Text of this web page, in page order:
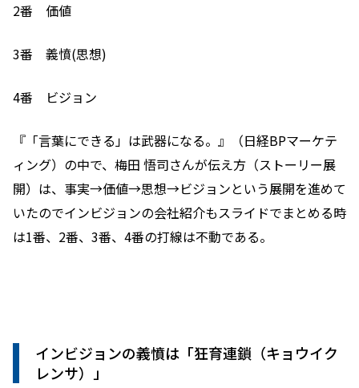
2番 価値
3番 義憤(思想)
4番 ビジョン
『「言葉にできる」は武器になる。』（日経BPマーケテ
ィング）の中で、梅田 悟司さんが伝え方（ストーリー展
開）は、事実→価値→思想→ビジョンという展開を進めて
いたのでインビジョンの会社紹介もスライドでまとめる時
は1番、2番、3番、4番の打線は不動である。
インビジョンの義憤は「狂育連鎖（キョウイク
レンサ）」